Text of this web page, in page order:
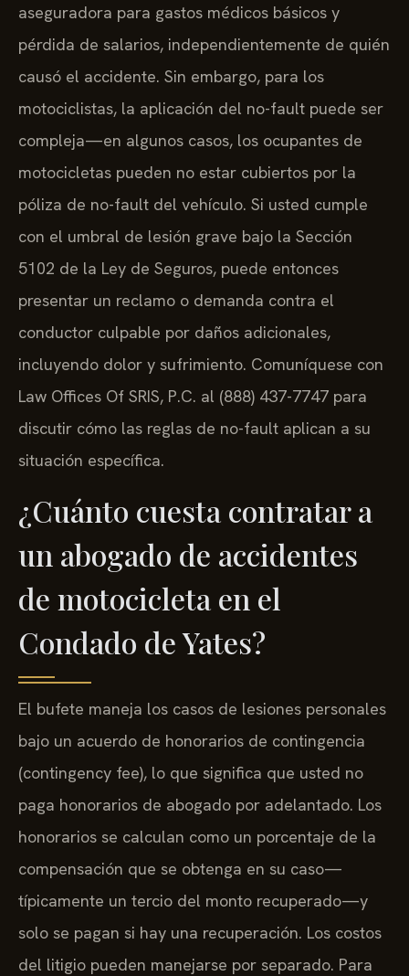
aseguradora para gastos médicos básicos y
pérdida de salarios, independientemente de quién
causó el accidente. Sin embargo, para los
motociclistas, la aplicación del no-fault puede ser
compleja—en algunos casos, los ocupantes de
motocicletas pueden no estar cubiertos por la
póliza de no-fault del vehículo. Si usted cumple
con el umbral de lesión grave bajo la Sección
5102 de la Ley de Seguros, puede entonces
presentar un reclamo o demanda contra el
conductor culpable por daños adicionales,
incluyendo dolor y sufrimiento. Comuníquese con
Law Offices Of SRIS, P.C. al (888) 437-7747 para
discutir cómo las reglas de no-fault aplican a su
situación específica.
¿Cuánto cuesta contratar a
un abogado de accidentes
de motocicleta en el
Condado de Yates?
El bufete maneja los casos de lesiones personales
bajo un acuerdo de honorarios de contingencia
(contingency fee), lo que significa que usted no
paga honorarios de abogado por adelantado. Los
honorarios se calculan como un porcentaje de la
compensación que se obtenga en su caso—
típicamente un tercio del monto recuperado—y
solo se pagan si hay una recuperación. Los costos
del litigio pueden manejarse por separado. Para